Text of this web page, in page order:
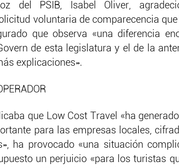
del PSIB, Isabel Oliver,
voluntaria de comparecencia
que observa «una diferencia
de esta legislatura y el de la
explicaciones».
que Low Cost Travel «ha
para las empresas locales,
ha provocado «una situación
un perjuicio «para los turistas